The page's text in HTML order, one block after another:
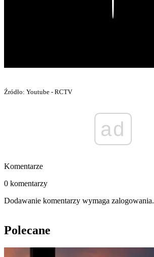
Źródło: Youtube - RCTV
ad
Komentarze
0 komentarzy
Dodawanie komentarzy wymaga zalogowania.
Polecane